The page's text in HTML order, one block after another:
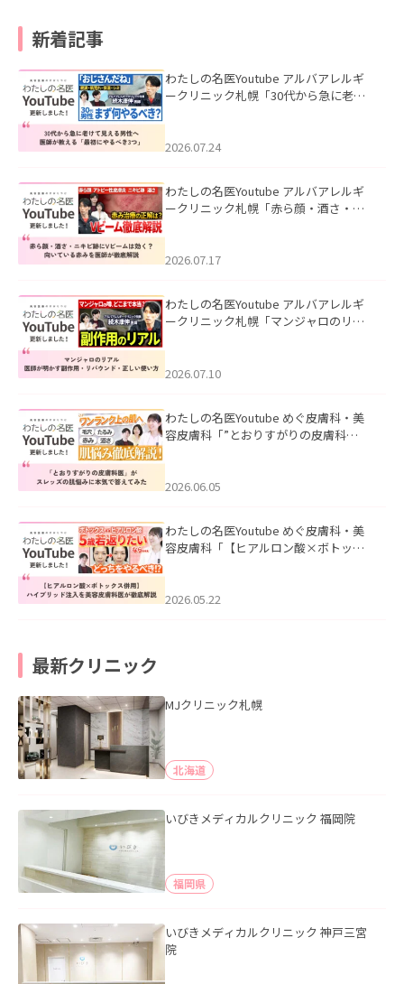
新着記事
わたしの名医Youtube アルバアレルギ
ークリニック札幌「30代から急に老け
た。
2026.07.24
わたしの名医Youtube アルバアレルギ
ークリニック札幌「赤ら顔・酒さ・ニ
した。
2026.07.17
わたしの名医Youtube アルバアレルギ
ークリニック札幌「マンジャロのリア
た。
2026.07.10
わたしの名医Youtube めぐ皮膚科・美
容皮膚科「”とおりすがりの皮膚科
2026.06.05
わたしの名医Youtube めぐ皮膚科・美
容皮膚科「【ヒアルロン酸×ボトック
た。
2026.05.22
最新クリニック
MJクリニック札幌
北海道
いびきメディカルクリニック 福岡院
福岡県
いびきメディカルクリニック 神戸三宮
院